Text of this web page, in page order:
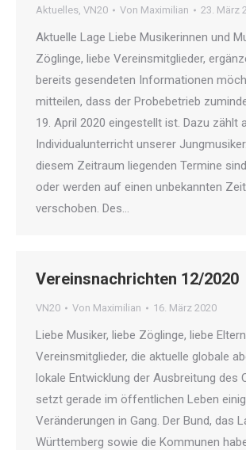
Aktuelles, VN20 Von Maximilian 23. März
Aktuelle Lage Liebe Musikerinnen und
Zöglinge, liebe Vereinsmitglieder,
bereits gesendeten Informationen
mitteilen, dass der Probebetrieb
19. April 2020 eingestellt ist. Dazu zählt
Individualunterricht unserer
diesem Zeitraum liegenden Termine
oder werden auf einen unbekannten
verschoben. Des…
Vereinsnachrichten 12/2020
VN20 Von Maximilian 16. März 2020
Liebe Musiker, liebe Zöglinge, liebe
Vereinsmitglieder, die aktuelle globale
lokale Entwicklung der Ausbreitung des
setzt gerade im öffentlichen Leben
Veränderungen in Gang. Der Bund, das
Württemberg sowie die Kommunen